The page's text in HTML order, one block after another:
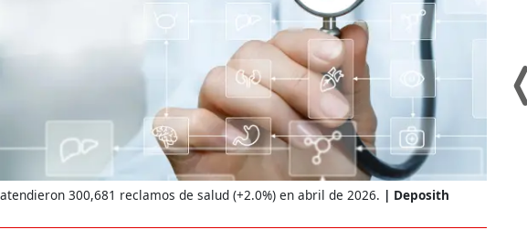
300,681 reclamos de salud (+2.0%) en abril de 2026.
Deposith
Un fuerte terremoto de magnitud
7,1 se registró este martes 28 de
julio en la prefectura de Kumamoto,
al sur de Japón, provocando una
emergencia de gran...